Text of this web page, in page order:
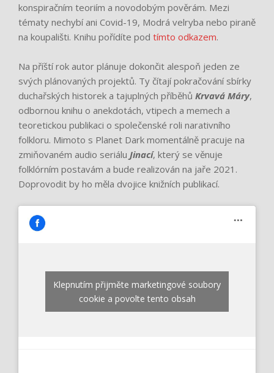
konspiračním teoriím a novodobým pověrám. Mezi
tématy nechybí ani Covid-19, Modrá velryba nebo piraně
na koupališti. Knihu pořídíte pod tímto odkazem.
Na příští rok autor plánuje dokončit alespoň jeden ze
svých plánovaných projektů. Ty čítají pokračování sbírky
duchařských historek a tajuplných příběhů Krvavá Máry,
odbornou knihu o anekdotách, vtipech a memech a
teoretickou publikaci o společenské roli narativního
folkloru. Mimoto s Planet Dark momentálně pracuje na
zmiňovaném audio seriálu Jinací, který se věnuje
folklórním postavám a bude realizován na jaře 2021.
Doprovodit by ho měla dvojice knižních publikací.
Klepnutím přijměte marketingové soubory
cookie a povolte tento obsah